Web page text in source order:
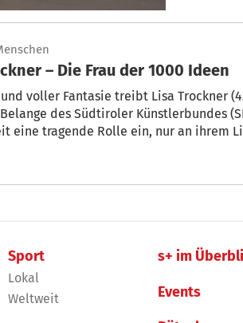
– Die Frau der 1000 Ideen
Lisa Trockner (43) als Geschäftsführerin seit über
des Südtiroler Künstlerbundes
eine tragende Rolle ein, nur an ihrem
Sport
Lokal
Weltweit
s+ im
Events